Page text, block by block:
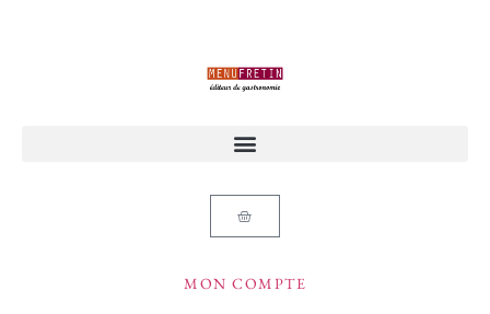
MON COMPTE